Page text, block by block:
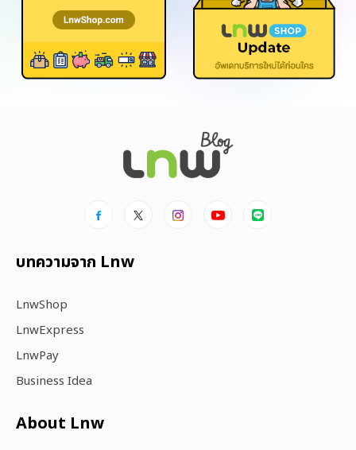
บทความจาก Lnw
LnwShop
LnwExpress
LnwPay
Business Idea
About Lnw​